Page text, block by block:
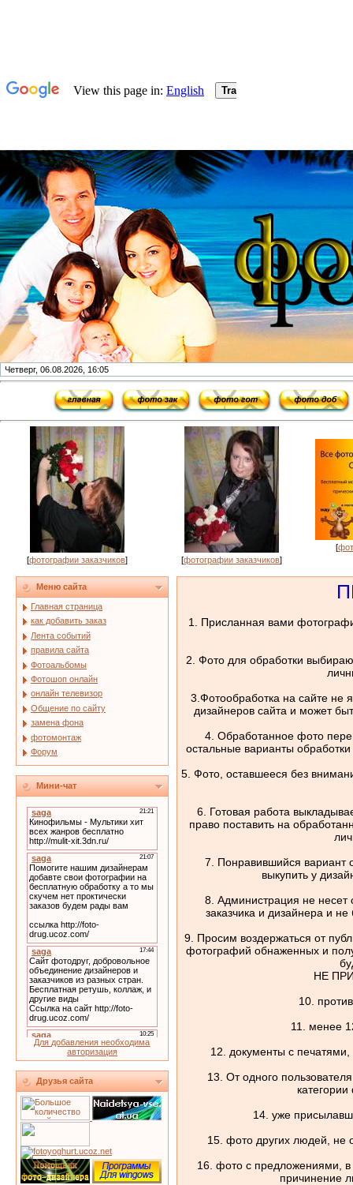
Четверг, 06.08.2026, 16:05
[фотографии заказчиков] [фотографии заказчиков]
[
Меню сайта
Главная страница
как добавить заказ
Лента событий
правила сайта
Фотоальбомы
Фотошоп онлайн
онлайн телевизор
Общение по сайту
замена фона
фотомонтаж
Форум
Мини-чат
Для добавления необходима
авторизация
Друзья сайта
1. Присланная вами
2. Фото для обработки
3.Фотообработка на сайте не
дизайнеров сайта и может
4. Обработанное фото
остальные варианты
5. Фото, оставшееся без
6. Готовая работа
право поставить на
7. Понравившийся вариант
выкупить у
8. Администрация не несет
заказчика и дизайнера и
9. Просим воздержаться от
фотографий обнаженных и
НЕ
10.
11. менее
12. документы с
13. От одного
14. уже
15. фото других людей, не
16. фото с предложениями, в
причинение